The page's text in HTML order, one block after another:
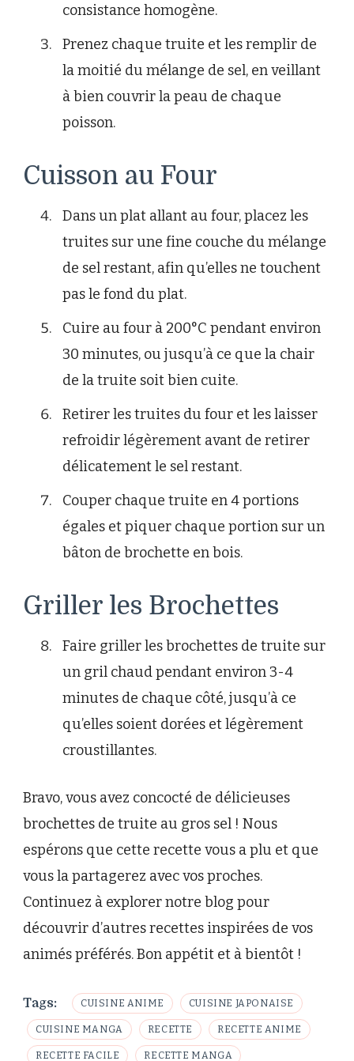
consistance homogène.
Prenez chaque truite et les remplir de
la moitié du mélange de sel, en veillant
à bien couvrir la peau de chaque
poisson.
Cuisson au Four
Dans un plat allant au four, placez les
truites sur une fine couche du mélange
de sel restant, afin qu’elles ne touchent
pas le fond du plat.
Cuire au four à 200°C pendant environ
30 minutes, ou jusqu’à ce que la chair
de la truite soit bien cuite.
Retirer les truites du four et les laisser
refroidir légèrement avant de retirer
délicatement le sel restant.
Couper chaque truite en 4 portions
égales et piquer chaque portion sur un
bâton de brochette en bois.
Griller les Brochettes
Faire griller les brochettes de truite sur
un gril chaud pendant environ 3-4
minutes de chaque côté, jusqu’à ce
qu’elles soient dorées et légèrement
croustillantes.
Bravo, vous avez concocté de délicieuses
brochettes de truite au gros sel ! Nous
espérons que cette recette vous a plu et que
vous la partagerez avec vos proches.
Continuez à explorer notre blog pour
découvrir d’autres recettes inspirées de vos
animés préférés. Bon appétit et à bientôt !
Tags: CUISINE ANIME CUISINE JAPONAISE
CUISINE MANGA RECETTE RECETTE ANIME
RECETTE FACILE RECETTE MANGA